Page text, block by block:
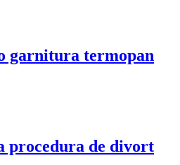
garnitura termopan
procedura de divort